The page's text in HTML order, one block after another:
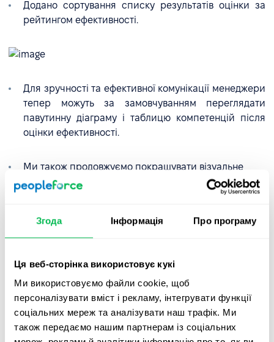
Згода Інформація Про програму
Ця веб-сторінка використовує кукі
Ми використовуємо файли cookie, щоб
персоналізувати вміст і рекламу, інтегрувати функції
соціальних мереж та аналізувати наш трафік. Ми
також передаємо нашим партнерам із соціальних
Додано сортування списку результатів оцінки за
рейтингом ефективності.
Для зручності та ефективної комунікації менеджери
тепер можуть за замовчуванням переглядати
павутинну діаграму і таблицю компетенцій після
оцінки ефективності.
Ми також продовжуємо покращувати візуальне
відображення циклу оцінки. У цьому оновленні ви